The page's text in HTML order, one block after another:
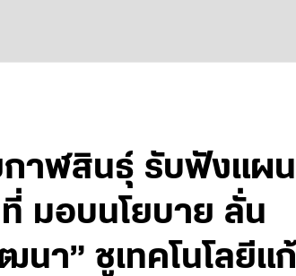
กาฬสินธุ์ รับฟังแผน
มอบนโยบาย ลั่น
า” ชูเทคโนโลยีแก้